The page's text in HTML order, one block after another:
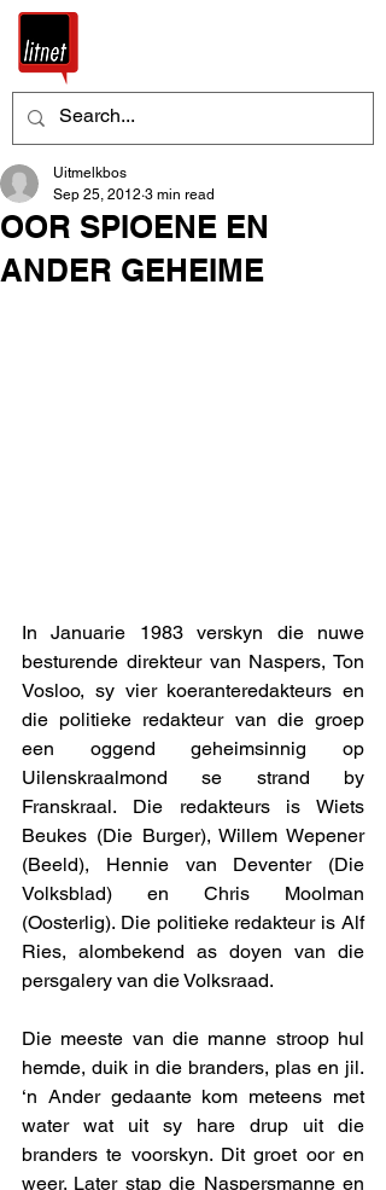
OOR SPIOENE EN
ANDER GEHEIME
Uitmelkbos
Sep 25, 2012 3 min read
In Januarie 1983 verskyn die nuwe
besturende direkteur van Naspers, Ton
Vosloo, sy vier koeranteredakteurs en
die politieke redakteur van die groep
een oggend geheimsinnig op
Uilenskraalmond se strand by
Franskraal. Die redakteurs is Wiets
Beukes (Die Burger), Willem Wepener
(Beeld), Hennie van Deventer (Die
Volksblad) en Chris Moolman
(Oosterlig). Die politieke redakteur is Alf
Ries, alombekend as doyen van die
persgalery van die Volksraad.
Die meeste van die manne stroop hul
hemde, duik in die branders, plas en jil.
‘n Ander gedaante kom meteens met
water wat uit sy hare drup uit die
branders te voorskyn. Dit groet oor en
weer. Later stap die Naspersmanne en